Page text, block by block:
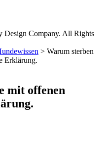
Company. All Rights
> Warum sterben
Erklärung.
mit offenen